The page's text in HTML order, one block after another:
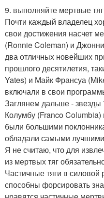
9. выполняйте мертвые
Почти каждый владелец
свои достижения насчет
(Ronnie Coleman) и
два отличных новейших
прошлого десятилетия,
Yates) и Майк Франсуа
включали в свои
Заглянем дальше - звезды
Колумбу (Franco
были большими
обладали самыми
Я не считаю, что для
из мертвых тяг
Частичные тяги в
способны форсировать